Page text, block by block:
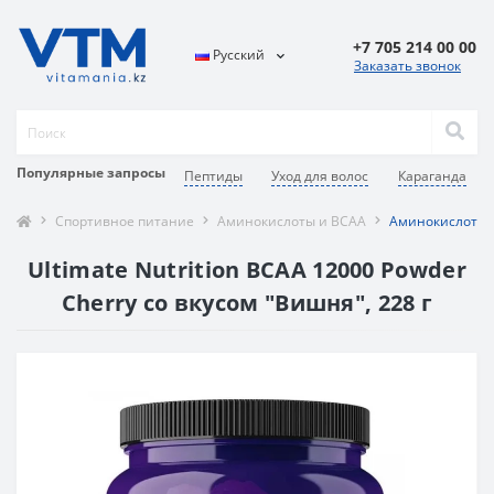
Популярные запросы Пептиды Уход для волос Караганда
Русский +7 705 214 00 00
Заказать звонок
Спортивное питание Аминокислоты и BCAA
Ultimate Nutrition BCAA 12000 Powder
Cherry со вкусом "Вишня", 228 г